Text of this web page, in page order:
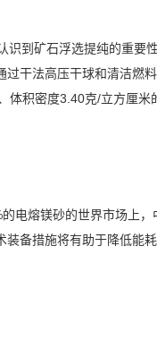
识到矿石浮选提纯的重要
过干法高压干球和清洁燃
体积密度3.40克/立方厘米
电熔镁砂的世界市场上，
装备措施将有助于降低能